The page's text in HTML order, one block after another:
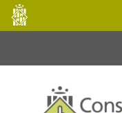
Salta al contingut principal
Consell
de
Mallorca